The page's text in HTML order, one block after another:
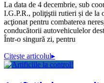
La data de 4 decembrie, sub
I.G.P.R., poliţiştii rutieri și de la
acţionat pentru combaterea
conducătorii autovehiculelor
Într-o singură zi, pentru
Citeşte articolul▸